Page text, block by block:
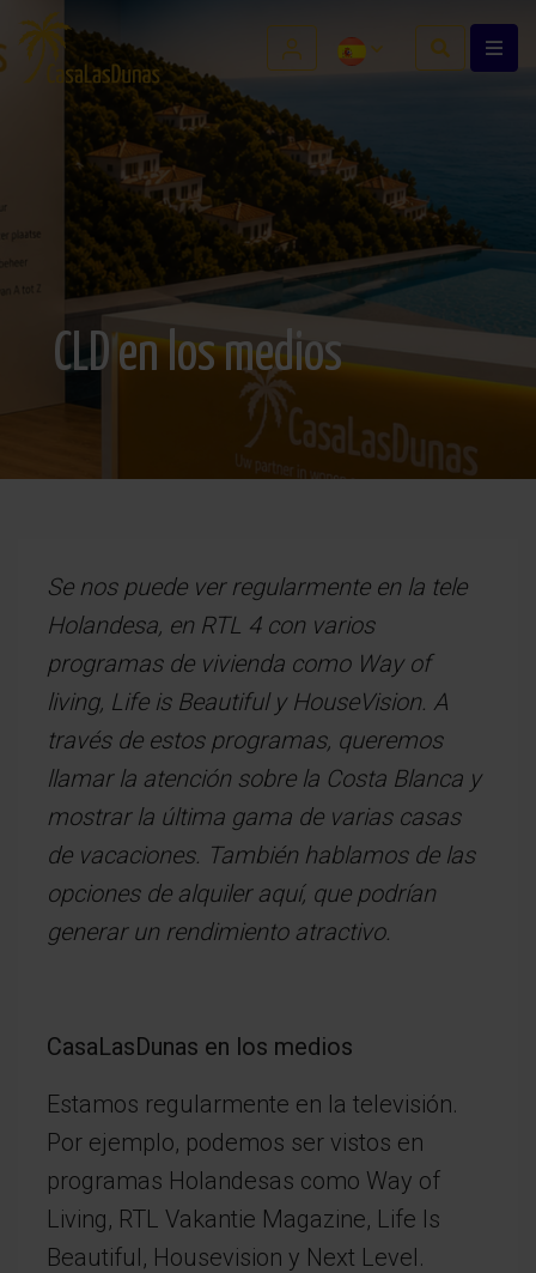
CLD en los medios
Se nos puede ver regularmente en la tele
Holandesa, en RTL 4 con varios
programas de vivienda como Way of
living, Life is Beautiful y HouseVision. A
través de estos programas, queremos
llamar la atención sobre la Costa Blanca y
mostrar la última gama de varias casas
de vacaciones. También hablamos de las
opciones de alquiler aquí, que podrían
generar un rendimiento atractivo.
CasaLasDunas en los medios
Estamos regularmente en la televisión.
Por ejemplo, podemos ser vistos en
programas Holandesas como Way of
Living, RTL Vakantie Magazine, Life Is
Beautiful, Housevision y Next Level.